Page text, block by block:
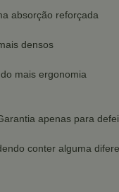
absorção reforçada
densos
mais ergonomia
apenas para
conter alguma